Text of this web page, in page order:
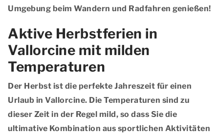
Umgebung beim Wandern und Radfahren genießen!
Aktive Herbstferien in
Vallorcine mit milden
Temperaturen
Der Herbst ist die perfekte Jahreszeit für einen
Urlaub in Vallorcine. Die Temperaturen sind zu
dieser Zeit in der Regel mild, so dass Sie die
ultimative Kombination aus sportlichen Aktivitäten